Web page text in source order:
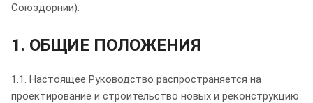
Союздорнии).
1. ОБЩИЕ ПОЛОЖЕНИЯ
1.1. Настоящее Руководство распространяется на
проектирование и строительство новых и реконструкцию